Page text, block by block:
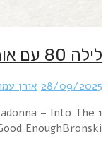
MadeNik
– Rhythm Of The